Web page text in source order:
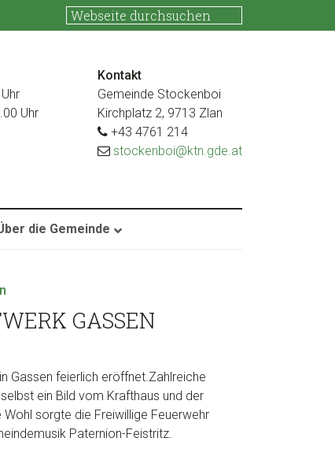
Kontakt
Gemeinde Stockenboi
Kirchplatz 2, 9713 Zlan
+43 4761 214
stockenboi@ktn.gde.at
Uhr
die Gemeinde
GASSEN
Gassen feierlich eröffnet.Zahlreiche
ein Bild vom Krafthaus und der
sorgte die Freiwillige Feuerwehr
Paternion-Feistritz.